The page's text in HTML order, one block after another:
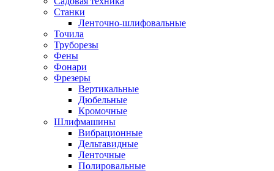
Станки
Ленточно-шлифовальные
Точила
Труборезы
Фены
Фонари
Фрезеры
Вертикальные
Дюбельные
Кромочные
Шлифмашины
Вибрационные
Дельтавидные
Ленточные
Полировальные